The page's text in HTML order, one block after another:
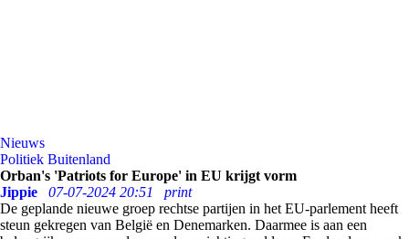
Nieuws
Politiek Buitenland
Orban's 'Patriots for Europe' in EU krijgt vorm
Jippie
07-07-2024 20:51
print
De geplande nieuwe groep rechtse partijen in het EU-parlement heeft
steun gekregen van België en Denemarken. Daarmee is aan een